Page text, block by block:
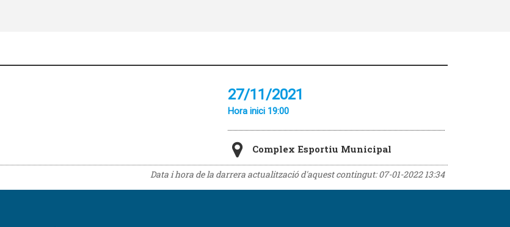
27/11/2021
Hora inici 19:00
Complex Esportiu Municipal
Data i hora de la darrera actualització d'aquest contingut:07-01-2022 13:34